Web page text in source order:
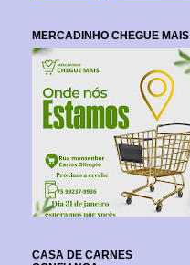
MERCADINHO CHEGUE MAIS
CASA DE CARNES